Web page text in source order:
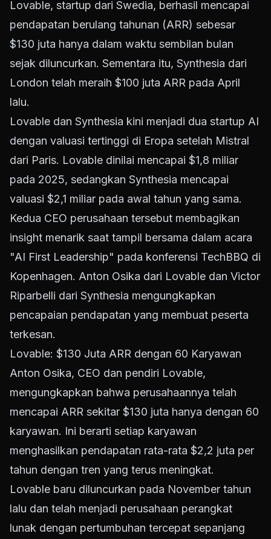
Lovable, startup dari Swedia, berhasil mencapai
pendapatan berulang tahunan (ARR) sebesar
$130 juta hanya dalam waktu sembilan bulan
sejak diluncurkan. Sementara itu, Synthesia dari
London telah meraih $100 juta ARR pada April
lalu.
Lovable dan Synthesia kini menjadi dua startup AI
dengan valuasi tertinggi di Eropa setelah Mistral
dari Paris. Lovable dinilai mencapai $1,8 miliar
pada 2025, sedangkan Synthesia mencapai
valuasi $2,1 miliar pada awal tahun yang sama.
Kedua CEO perusahaan tersebut membagikan
insight menarik saat tampil bersama dalam acara
"AI First Leadership" pada konferensi TechBBQ di
Kopenhagen. Anton Osika dari Lovable dan Victor
Riparbelli dari Synthesia mengungkapkan
pencapaian pendapatan yang membuat peserta
terkesan.
Lovable: $130 Juta ARR dengan 60 Karyawan
Anton Osika, CEO dan pendiri Lovable,
mengungkapkan bahwa perusahaannya telah
mencapai ARR sekitar $130 juta hanya dengan 60
karyawan. Ini berarti setiap karyawan
menghasilkan pendapatan rata-rata $2,2 juta per
tahun dengan tren yang terus meningkat.
Lovable baru diluncurkan pada November tahun
lalu dan telah menjadi perusahaan perangkat
lunak dengan pertumbuhan tercepat sepanjang